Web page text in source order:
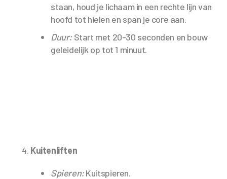
staan, houd je lichaam in een rechte lijn van
hoofd tot hielen en span je core aan.
Duur: Start met 20-30 seconden en bouw
geleidelijk op tot 1 minuut.
Kuitenliften
Spieren:Kuitspieren.